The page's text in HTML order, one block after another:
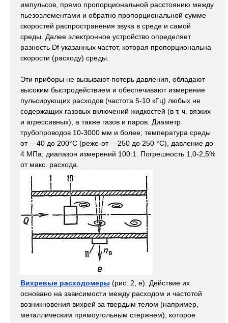
импульсов, прямо пропорциональной расстоянию между
пьезоэлементами и обратно пропорциональной сумме
скоростей распространения звука в среде и самой
среды. Далее электронное устройство определяет
разность Df указанных частот, которая пропорциональна
скорости (расходу) среды.
Эти приборы не вызывают потерь давления, обладают
высоким быстродействием и обеспечивают измерение
пульсирующих расходов (частота 5-10 кГц) любых не
содержащих газовых включений жидкостей (в т. ч. вязких
и агрессивных), а также газов и паров. Диаметр
трубопроводов 10-3000 мм и более; температура среды
от —40 до 200°С (реже-от —250 до 250 °C), давление до
4 МПа; диапазон измерений 100:1. Погрешность 1,0-2,5%
от макс. расхода.
Вихревые расходомеры (рис. 2, е). Действие их
основано на зависимости между расходом и частотой
возникновения вихрей за твердым телом (например,
металлическим прямоугольным стержнем), которое